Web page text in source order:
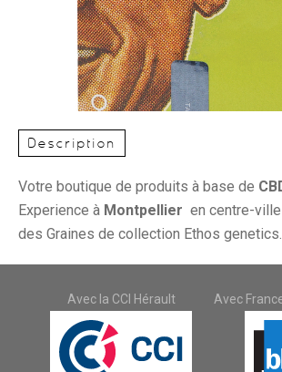
Description
Votre boutique de produits à base de
Experience à Montpellier en centre-
des Graines de collection Ethos genetics.
Avec la CCI Hérault Avec